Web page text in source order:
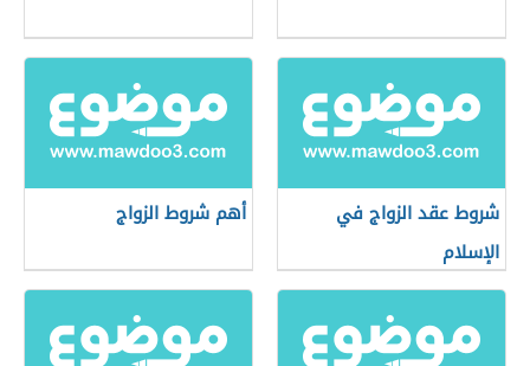
شروط عقد الزواج في
الإسلام
أهم شروط الزواج